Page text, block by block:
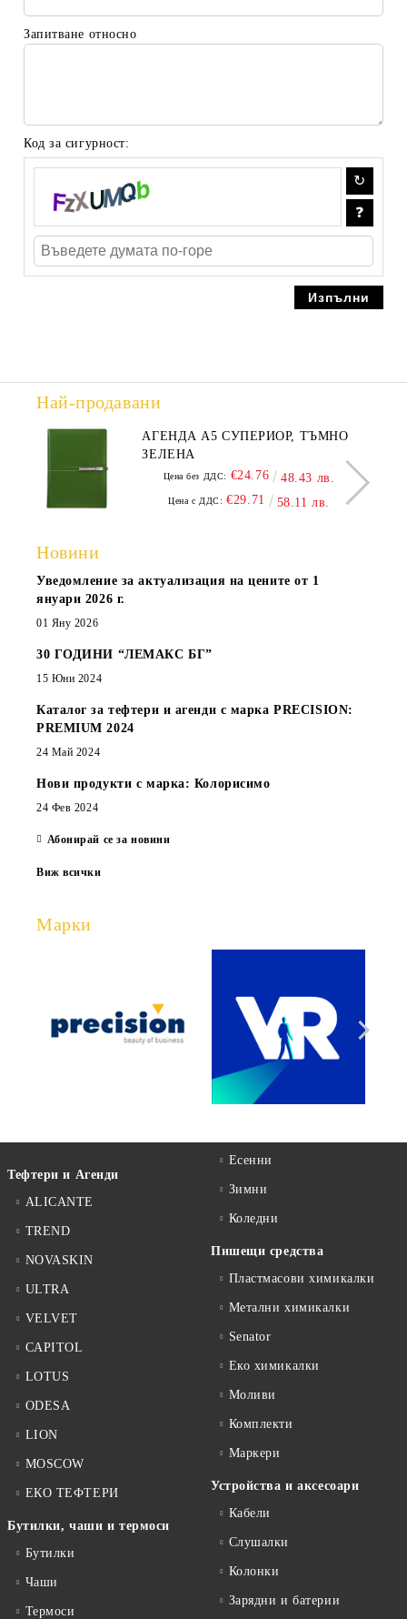
Запитване относно
Код за сигурност:
Най-продавани
АГЕНДА А5 СУПЕРИОР, ТЪМНО
ЗЕЛЕНА
Цена без ДДС: €24.76 48.43 лв.
Цена с ДДС: €29.71 58.11 лв.
Новини
Уведомление за актуализация на цените от 1
януари 2026 г.
01 Яну 2026
30 ГОДИНИ “ЛЕМАКС БГ”
15 Юни 2024
Каталог за тефтери и агенди с марка PRECISION:
PREMIUM 2024
24 Май 2024
Нови продукти с марка: Колорисимо
24 Фев 2024
Абонирай се за новини
Виж всички
Марки
Тефтери и Агенди
ALICANTE
TREND
NOVASKIN
ULTRA
VELVET
CAPITOL
LOTUS
ODESA
LION
MOSCOW
ЕКО ТЕФТЕРИ
Бутилки, чаши и термоси
Бутилки
Чаши
Термоси
Есенни
Зимни
Коледни
Пишещи средства
Пластмасови химикалки
Метални химикалки
Senator
Еко химикалки
Моливи
Комплекти
Маркери
Устройства и аксесоари
Кабели
Слушалки
Колонки
Зарядни и батерии